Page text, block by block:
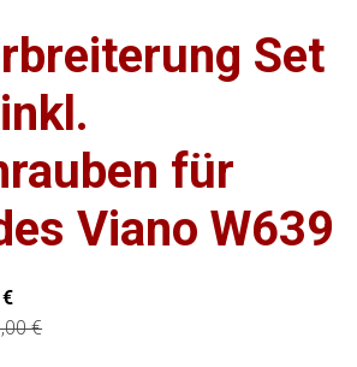
Set
für
Viano W639
€
€